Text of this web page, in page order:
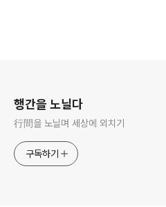
행간을 노닐다
行間을 노닐며 세상에 외치기
구독하기